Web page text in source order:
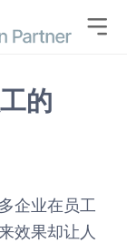

的
企业在员工
效果却让人